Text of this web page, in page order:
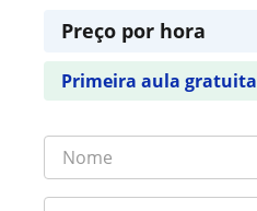
Preço por hora
Primeira aula gratuita